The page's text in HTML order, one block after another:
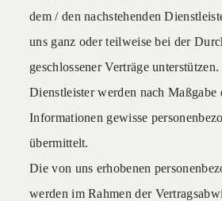
dem / den nachstehenden
uns ganz oder teilweise bei der
geschlossener Verträge
Dienstleister werden nach Maßgabe
Informationen gewisse
übermittelt.
Die von uns erhobenen
werden im Rahmen der